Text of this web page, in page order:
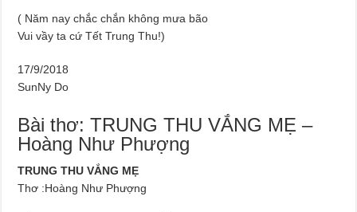
( Năm nay chắc chắn không mưa bão
Vui vầy ta cứ Tết Trung Thu!)
17/9/2018
SunNy Do
Bài thơ: TRUNG THU VẮNG MẸ –
Hoàng Như Phượng
TRUNG THU VẮNG MẸ
Thơ :Hoàng Như Phượng